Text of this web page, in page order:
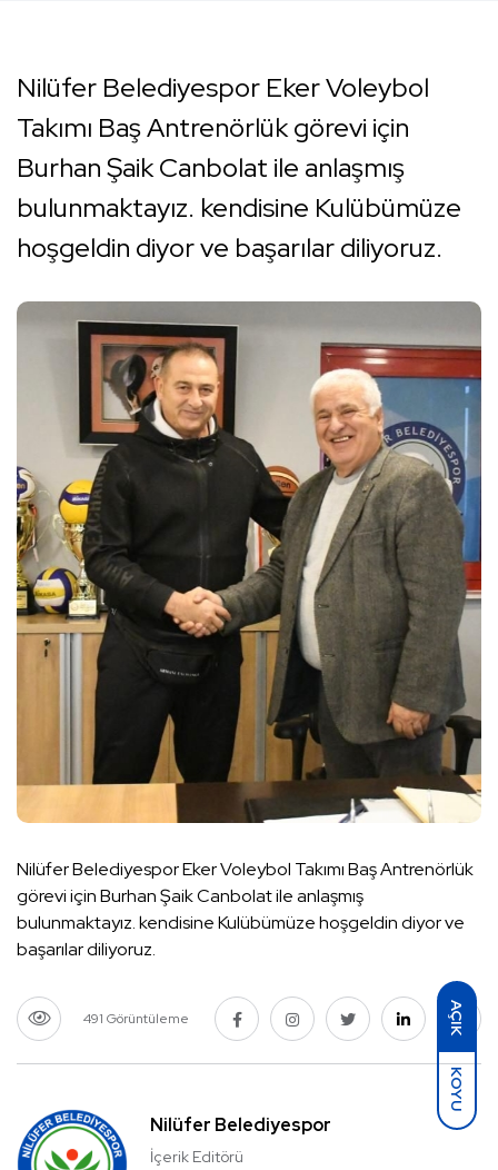
AÇIK
KOYU
Nilüfer Belediyespor Eker Voleybol
Takımı Baş Antrenörlük görevi için
Burhan Şaik Canbolat ile anlaşmış
bulunmaktayız. kendisine Kulübümüze
hoşgeldin diyor ve başarılar diliyoruz.
Nilüfer Belediyespor Eker Voleybol Takımı Baş Antrenörlük
görevi için Burhan Şaik Canbolat ile anlaşmış
bulunmaktayız. kendisine Kulübümüze hoşgeldin diyor ve
başarılar diliyoruz.
491 Görüntüleme
Nilüfer Belediyespor
İçerik Editörü